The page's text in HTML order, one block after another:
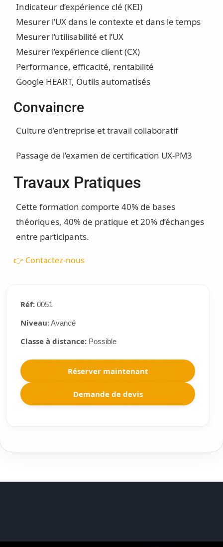
Indicateur d’expérience clé (KEI)
Mesurer l’UX dans le contexte et dans le temps
Mesurer l’utilisabilité et l’UX
Mesurer l’expérience client (CX)
Performance, efficacité, rentabilité
Google HEART, Outils automatisés
Convaincre
Culture d’entreprise et travail collaboratif
Passage de l’examen de certification UX-PM3
Travaux Pratiques
Cette formation comporte 40% de bases
théoriques, 40% de pratique et 20% d’échanges
entre participants.
👉 Contactez-nous
Réf:0051
Niveau:Avancé
Classe à distance:Possible
Réserver maintenant
Demande de devis